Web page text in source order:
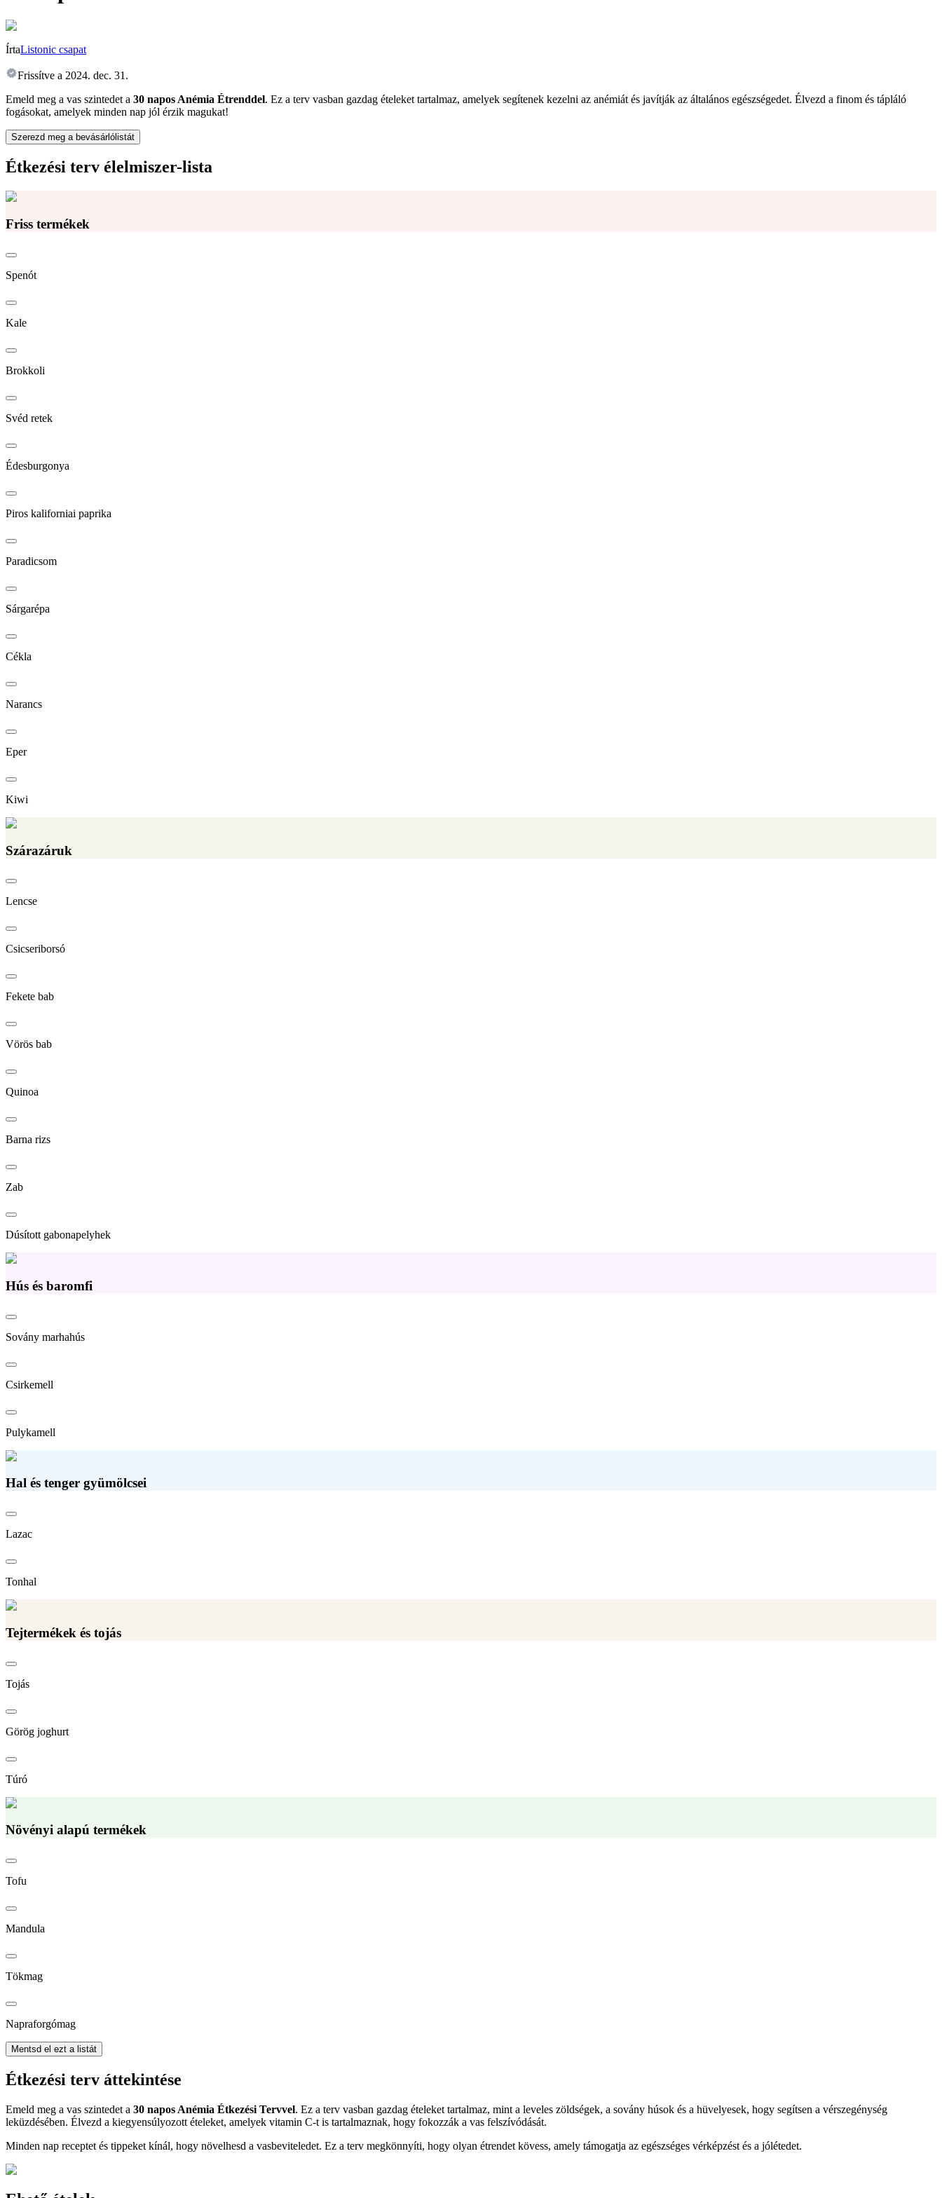
ÍrtaListonic csapat
Frissítve a 2024. dec. 31.
Emeld meg a vas szintedet a 30 napos Anémia Étrenddel. Ez a terv vasban gazdag ételeket tartalmaz, amelyek segítenek kezelni az anémiát és javítják az általános egészségedet. Élvezd a finom és tápláló
fogásokat, amelyek minden nap jól érzik magukat!
Szerezd meg a bevásárlólistát
Étkezési terv élelmiszer-lista
Friss termékek
Spenót
Kale
Brokkoli
Svéd retek
Édesburgonya
Piros kaliforniai paprika
Paradicsom
Sárgarépa
Cékla
Narancs
Eper
Kiwi
Szárazáruk
Lencse
Csicseriborsó
Fekete bab
Vörös bab
Quinoa
Barna rizs
Zab
Dúsított gabonapelyhek
Hús és baromfi
Sovány marhahús
Csirkemell
Pulykamell
Hal és tenger gyümölcsei
Lazac
Tonhal
Tejtermékek és tojás
Tojás
Görög joghurt
Túró
Növényi alapú termékek
Tofu
Mandula
Tökmag
Napraforgómag
Mentsd el ezt a listát
Étkezési terv áttekintése
Emeld meg a vas szintedet a 30 napos Anémia Étkezési Tervvel. Ez a terv vasban gazdag ételeket tartalmaz, mint a leveles zöldségek, a sovány húsok és a hüvelyesek, hogy segítsen a vérszegénység
leküzdésében. Élvezd a kiegyensúlyozott ételeket, amelyek vitamin C-t is tartalmaznak, hogy fokozzák a vas felszívódását.
Minden nap receptet és tippeket kínál, hogy növelhesd a vasbeviteledet. Ez a terv megkönnyíti, hogy olyan étrendet kövess, amely támogatja az egészséges vérképzést és a jólétedet.